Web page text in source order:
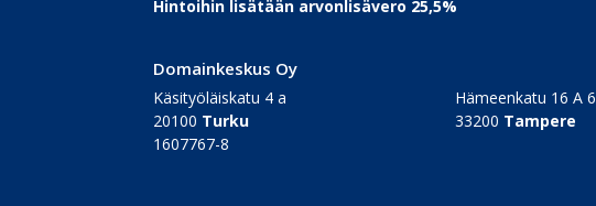
Hintoihin lisätään arvonlisävero 25,5%
Domainkeskus Oy
Käsityöläiskatu 4 a
20100 Turku
1607767-8
Hämeenkatu 16 A 6
33200 Tampere